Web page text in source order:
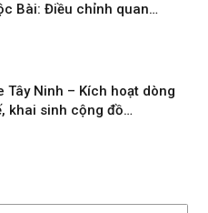
Bài: Điều chỉnh quan…
Tây Ninh – Kích hoạt dòng
khai sinh cộng đồ…